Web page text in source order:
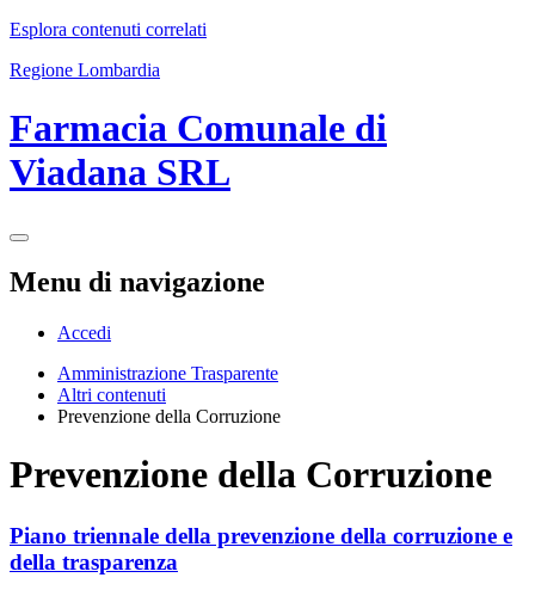
Esplora contenuti correlati
Regione Lombardia
Farmacia Comunale di
Viadana SRL
Menu di navigazione
Accedi
Amministrazione Trasparente
Altri contenuti
Prevenzione della Corruzione
Prevenzione della Corruzione
Piano triennale della prevenzione della corruzione e
della trasparenza